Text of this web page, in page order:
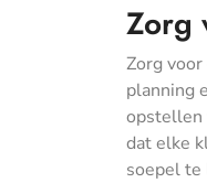
Zorg
Zorg
planning
opstellen
dat elke
soepel te